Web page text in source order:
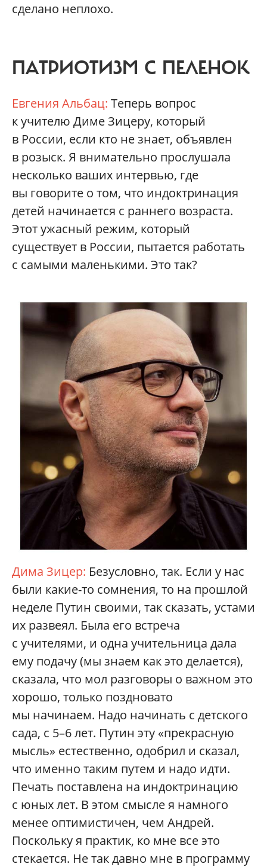
сделано неплохо.
ПАТРИОТИЗМ С ПЕЛЕНОК
Евгения Альбац: Теперь вопрос
к учителю Диме Зицеру, который
в России, если кто не знает, объявлен
в розыск. Я внимательно прослушала
несколько ваших интервью, где
вы говорите о том, что индоктринация
детей начинается с раннего возраста.
Этот ужасный режим, который
существует в России, пытается работать
с самыми маленькими. Это так?
Дима Зицер: Безусловно, так. Если у нас
были какие-то сомнения, то на прошлой
неделе Путин своими, так сказать, устами
их развеял. Была его встреча
с учителями, и одна учительница дала
ему подачу (мы знаем как это делается),
сказала, что мол разговоры о важном это
хорошо, только поздновато
мы начинаем. Надо начинать с детского
сада, с 5–6 лет. Путин эту «прекрасную
мысль» естественно, одобрил и сказал,
что именно таким путем и надо идти.
Печать поставлена на индоктринацию
с юных лет. В этом смысле я намного
менее оптимистичен, чем Андрей.
Поскольку я практик, ко мне все это
стекается. Не так давно мне в программу